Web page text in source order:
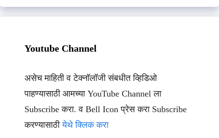
Youtube Channel
असेच माहिती व टेक्नॉलॉजी संबधीत व्हिडिओ
पाहण्यासाठी आमच्या YouTube Channel ला
Subscribe करा. व Bell Icon प्रेस करा Subscribe
करण्यासाठीयेथे क्लिक करा